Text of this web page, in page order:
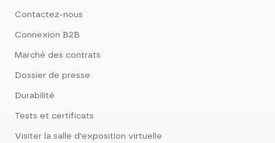
Contactez-nous
Connexion B2B
Marché des contrats
Dossier de presse
Durabilité
Tests et certificats
Visiter la salle d'exposition virtuelle